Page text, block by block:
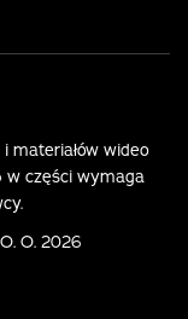
materiałów wideo
w części wymaga
O. 2026